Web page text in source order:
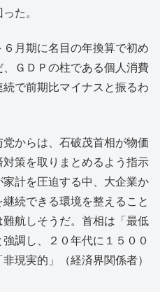
た。
月期に名目の年換算で初め
ＧＤＰの柱である個人消費
で前期比マイナスと振るわ
からは、石破茂首相が物価
策を取りまとめるよう指示
計を圧迫する中、大企業か
続できる環境を整えること
航しそうだ。首相は「最低
調し、２０年代に１５００
現実的」（経済界関係者）